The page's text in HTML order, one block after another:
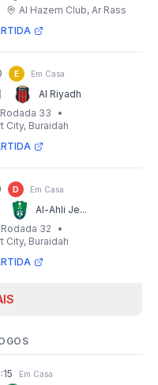
Al Hazem Club, Ar Rass
E Em Casa
Al Riyadh
Rodada 33
•
City, Buraidah
D Em Casa
Al-Ahli Je...
Rodada 32
•
City, Buraidah
Em Casa